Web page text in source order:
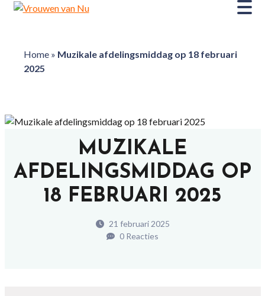
Home» Muzikale afdelingsmiddag op 18 februari
2025
MUZIKALE
AFDELINGSMIDDAG OP
18 FEBRUARI 2025
21 februari 2025
0 Reacties